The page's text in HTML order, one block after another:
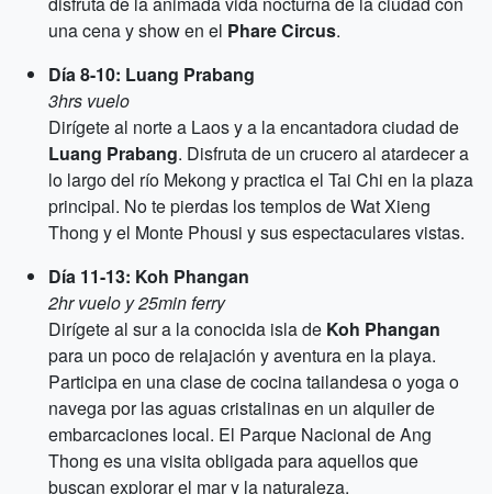
una cena y show en el Phare Circus.
Día 8-10: Luang Prabang
3hrs vuelo
Dirígete al norte a Laos y a la encantadora ciudad de
Luang Prabang. Disfruta de un crucero al atardecer a
lo largo del río Mekong y practica el Tai Chi en la plaza
principal. No te pierdas los templos de Wat Xieng
Thong y el Monte Phousi y sus espectaculares vistas.
Día 11-13: Koh Phangan
2hr vuelo y 25min ferry
Dirígete al sur a la conocida isla de Koh Phangan
para un poco de relajación y aventura en la playa.
Participa en una clase de cocina tailandesa o yoga o
navega por las aguas cristalinas en un alquiler de
embarcaciones local. El Parque Nacional de Ang
Thong es una visita obligada para aquellos que
buscan explorar el mar y la naturaleza.